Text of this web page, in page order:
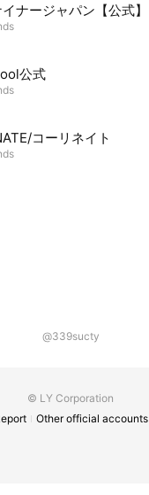
ナージャパン【公式】
公式
コーリネイト
@339sucty
© LY Corporation
Other official accounts